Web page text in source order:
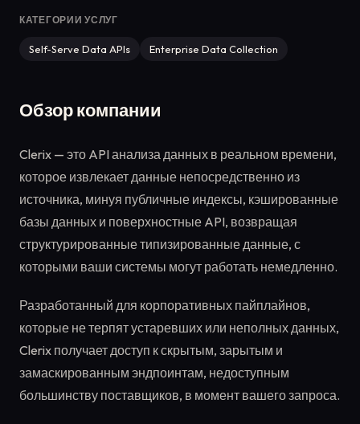
КАТЕГОРИИ УСЛУГ
Self-Serve Data APIs Enterprise Data Collection
Обзор компании
Clerix — это API анализа данных в реальном времени,
которое извлекает данные непосредственно из
источника, минуя публичные индексы, кэшированные
базы данных и поверхностные API, возвращая
структурированные типизированные данные, с
которыми ваши системы могут работать немедленно.
Разработанный для корпоративных пайплайнов,
которые не терпят устаревших или неполных данных,
Clerix получает доступ к скрытым, зарытым и
замаскированным эндпоинтам, недоступным
большинству поставщиков, в момент вашего запроса.